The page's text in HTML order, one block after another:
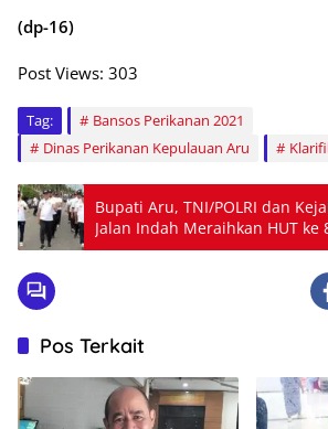
(dp-16)
Post Views: 303
Tag:
Bansos Perikanan 2021
Dinas Perikanan Kepulauan Aru
Bupati Aru, TNI/POLRI dan
Jalan Indah Meraihkan HUT ke
Pos Terkait